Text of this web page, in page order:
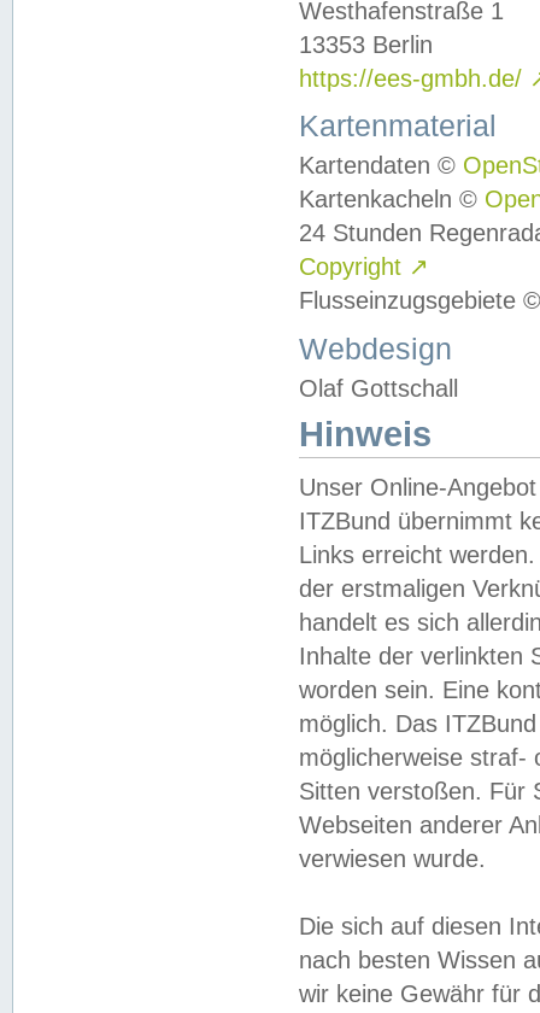
Westhafenstraße 1
13353 Berlin
https://ees-gmbh.de/
Kartenmaterial
Kartendaten ©
Kartenkacheln ©
24 Stunden
Copyright ↗
Flusseinzugsgebiete
Webdesign
Olaf Gottschall
Hinweis
Unser Online-
ITZBund übernimmt
Links erreicht
der erstmaligen
handelt es sich
Inhalte der verlinkten
worden sein. Eine
möglich. Das
möglicherweise straf-
Sitten verstoßen. Für
Webseiten anderer
verwiesen wurde.
Die sich auf diesen
nach besten Wissen
wir keine Gewähr für